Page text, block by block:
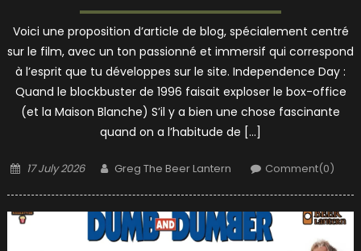
Voici une proposition d’article de blog, spécialement centré
sur le film, avec un ton passionné et immersif qui correspond
à l’esprit que tu développes sur le site. Independence Day :
Quand le blockbuster de 1996 faisait exploser le box-office
(et la Maison Blanche) S’il y a bien une chose fascinante
quand on a l’habitude de […]
Posted
17 July 2026 Author
Greg The Beer Lantern Comment(0)